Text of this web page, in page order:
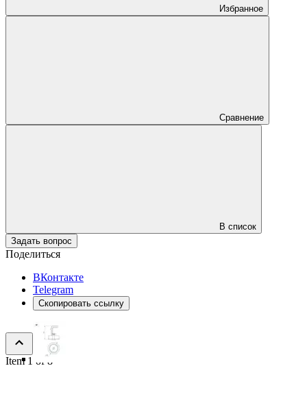
Избранное
Сравнение
В список
Задать вопрос
Поделиться
ВКонтакте
Telegram
Скопировать ссылку
Item 1 of 8